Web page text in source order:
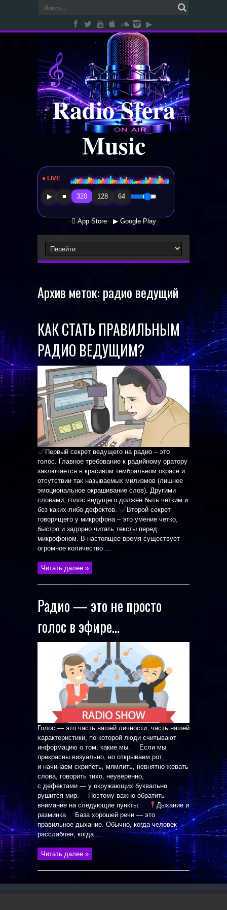
Radio Sfera
Music
● LIVE Radio Sfera Music
▶ ■ 320 128 64
 App Store ▶ Google Play
Архив меток: радио ведущий
КАК СТАТЬ ПРАВИЛЬНЫМ
РАДИО ВЕДУЩИМ?
Первый секрет ведущего на радио – это
голос. Главное требование к радийному оратору
заключается в красивом тембральном окрасе и
отсутствии так называемых милизмов (лишнее
эмоциональное окрашивание слов). Другими
словами, голос ведущего должен быть четким и
без каких-либо дефектов.
Второй секрет
говорящего у микрофона – это умение четко,
быстро и задорно читать тексты перед
микрофоном. В настоящее время существует
огромное количество ...
Читать далее »
Радио — это не просто
голос в эфире…
Голос — это часть нашей личности, часть нашей
характеристики, по которой люди считывают
информацию о том, какие мы. ⠀ Если мы
прекрасны визуально, но открываем рот
и начинаем скрипеть, мямлить, невнятно жевать
слова, говорить тихо, неуверенно,
с дефектами — у окружающих буквально
рушится мир. ⠀ Поэтому важно обратить
внимание на следующие пункты: ⠀
Дыхание и
разминка ⠀ База хорошей речи — это
правильное дыхание. Обычно, когда человек
расслаблен, когда ...
Читать далее »